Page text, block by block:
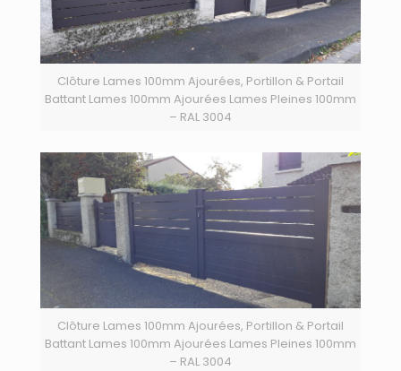
Clôture Lames 100mm Ajourées, Portillon & Portail
Battant Lames 100mm Ajourées Lames Pleines 100mm
– RAL 3004
Clôture Lames 100mm Ajourées, Portillon & Portail
Battant Lames 100mm Ajourées Lames Pleines 100mm
– RAL 3004